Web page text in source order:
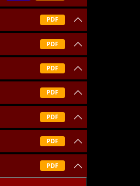
PDF
PDF
PDF
PDF
PDF
PDF
PDF